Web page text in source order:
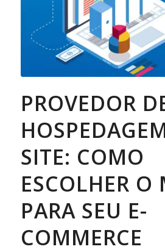
PROVEDOR
SITE: COMO
ESCOLHER O
PARA SEU E-
COMMERCE